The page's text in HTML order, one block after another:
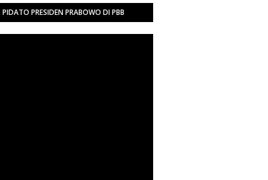
PIDATO PRESIDEN PRABOWO DI PBB